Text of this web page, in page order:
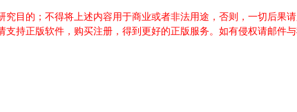
目的；不得将上述内容用于商业或者非法用途，否则，一切后果
持正版软件，购买注册，得到更好的正版服务。如有侵权请邮件与